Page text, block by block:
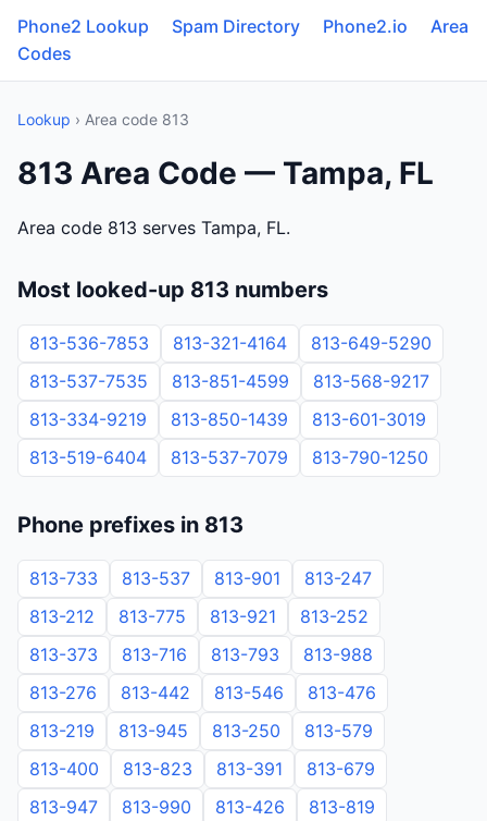
Phone2 Lookup Spam Directory Phone2.io
Area
Codes
Lookup › Area code 813
813 Area Code — Tampa, FL
Area code 813 serves Tampa, FL.
Most looked-up 813 numbers
813-536-7853 813-321-4164
813-649-5290
813-537-7535
813-851-4599
813-568-9217
813-334-9219
813-850-1439
813-601-3019
813-519-6404
813-537-7079 813-790-1250
Phone prefixes in 813
813-733 813-537 813-901
813-247
813-212
813-775 813-921
813-252
813-373
813-716 813-793
813-988
813-276
813-442 813-546
813-476
813-219
813-945 813-250
813-579
813-400
813-823 813-391
813-679
813-947
813-990 813-426
813-819